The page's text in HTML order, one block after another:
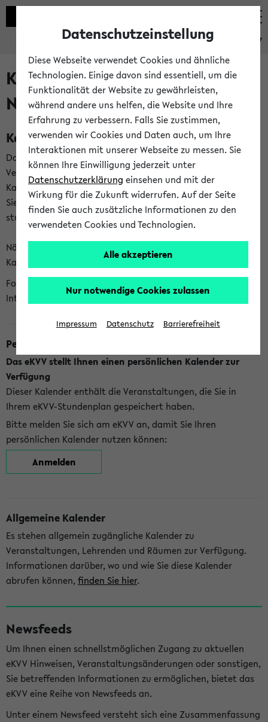
eKVV
Kalenderintegration und
Newsfeeds
Kalenderintegration
Das eKVV bietet Ihnen die Möglichkeit,
Veranstaltungstermine in eine Vielzahl von
Kalenderanwendungen einzubinden. Auf diese Weise können
Sie einen gemeinsamen Überblick über Ihre privaten und
studienbezogenen Termine erhalten.
Näheres zu Vorteilen und Funktionsweise der
Kalenderintegration können Sie auf unserer
Folgende Kalender bietet Ihnen das eKVV derzeit zur
Integration an:
Persönlicher Kalender
Das eKVV stellt Ihnen einen persönlichen Kalender zur
Verfügung
Dieser Kalender enthält die Veranstaltungen, die Sie in
Ihrem eKVV-Stundenplan gespeichert haben.
Bitte melden Sie sich am eKVV an, damit Sie Ihren
persönlichen Kalender nutzen können:
Anmelden
Allgemeine Kalender
Es stehen allgemein zugängliche Kalender zu
Veranstaltungen, Lehrenden und Räumen zur Verfügung.
Informationen darüber, wo und wie Sie diese Kalender
abrufen können, finden Sie hier.
Newsfeeds
Um Ihnen einen schnellstmöglichen Zugang zu aktuellen
eKVV Hinweisen, Veranstaltungsänderungen oder sonstigen,
Sie betreffenden Informationen zu ermöglichen, bietet das
eKVV eine Reihe von Newsfeeds an.
Unter einem Newsfeed versteht sich eine Zusammenfassung
Datenschutzeinstellung
Diese Webseite verwendet Cookies und ähnliche
Technologien. Einige davon sind essentiell, um die
Funktionalität der Website zu gewährleisten,
während andere uns helfen, die Website und Ihre
Erfahrung zu verbessern. Falls Sie zustimmen,
verwenden wir Cookies und Daten auch, um Ihre
Interaktionen mit unserer Webseite zu messen. Sie
können Ihre Einwilligung jederzeit unter
Datenschutzerklärung einsehen und mit der
Wirkung für die Zukunft widerrufen. Auf der Seite
finden Sie auch zusätzliche Informationen zu den
verwendeten Cookies und Technologien.
Alle akzeptieren
Nur notwendige Cookies zulassen
Impressum Datenschutz Barrierefreiheit